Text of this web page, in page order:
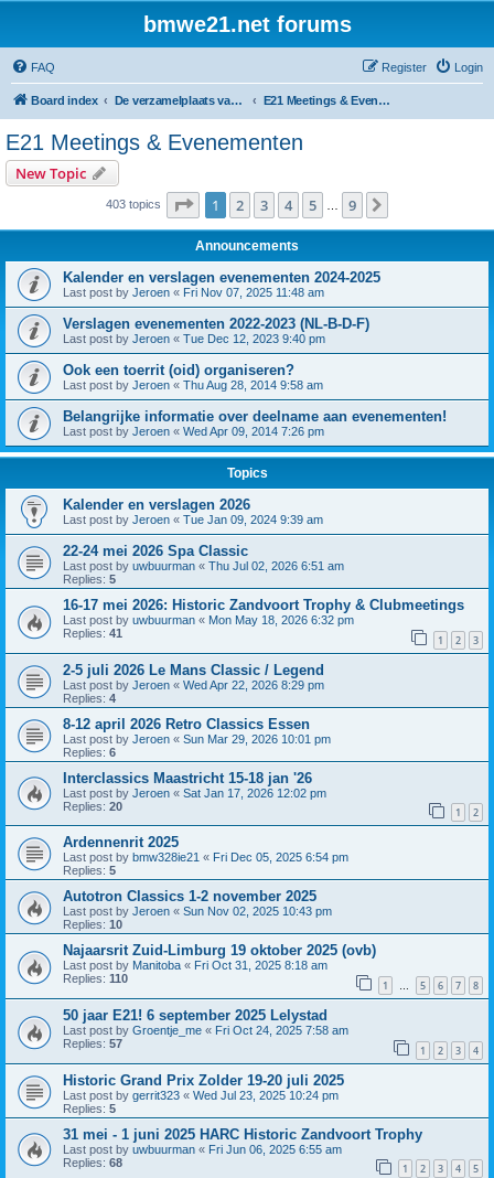
bmwe21.net forums
FAQ Login
Register
Board index De verzamelplaats van E21 fanaten der lage landen - Dutch forum E21 Meetings & Evenementen
E21 Meetings & Evenementen
New Topic
403 topics Page 1of 9
1 2 3 4 5 9
Announcements
Kalender en verslagen evenementen 2024-2025
Last post by Jeroen « Fri Nov 07, 2025 11:48 am
Verslagen evenementen 2022-2023 (NL-B-D-F)
Last post by Jeroen « Tue Dec 12, 2023 9:40 pm
Ook een toerrit (oid) organiseren?
Last post by Jeroen « Thu Aug 28, 2014 9:58 am
Belangrijke informatie over deelname aan evenementen!
Last post by Jeroen « Wed Apr 09, 2014 7:26 pm
Topics
Kalender en verslagen 2026
Last post by Jeroen « Tue Jan 09, 2024 9:39 am
22-24 mei 2026 Spa Classic
Last post by uwbuurman « Thu Jul 02, 2026 6:51 am
Replies: 5
16-17 mei 2026: Historic Zandvoort Trophy & Clubmeetings
Last post by uwbuurman « Mon May 18, 2026 6:32 pm
Replies: 41 1 2 3
2-5 juli 2026 Le Mans Classic / Legend
Last post by Jeroen « Wed Apr 22, 2026 8:29 pm
Replies: 4
8-12 april 2026 Retro Classics Essen
Last post by Jeroen « Sun Mar 29, 2026 10:01 pm
Replies: 6
Interclassics Maastricht 15-18 jan '26
Last post by Jeroen « Sat Jan 17, 2026 12:02 pm
Replies: 20 1 2
Ardennenrit 2025
Last post by bmw328ie21 « Fri Dec 05, 2025 6:54 pm
Replies: 5
Autotron Classics 1-2 november 2025
Last post by Jeroen « Sun Nov 02, 2025 10:43 pm
Replies: 10
Najaarsrit Zuid-Limburg 19 oktober 2025 (ovb)
Last post by Manitoba « Fri Oct 31, 2025 8:18 am
Replies: 110 1 … 5 6 7 8
50 jaar E21! 6 september 2025 Lelystad
Last post by Groentje_me « Fri Oct 24, 2025 7:58 am
Replies: 57 1 2 3 4
Historic Grand Prix Zolder 19-20 juli 2025
Last post by gerrit323 « Wed Jul 23, 2025 10:24 pm
Replies: 5
31 mei - 1 juni 2025 HARC Historic Zandvoort Trophy
Last post by uwbuurman « Fri Jun 06, 2025 6:55 am
Replies: 68 1 2 3 4 5